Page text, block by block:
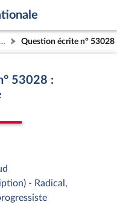
Question écrite n° 53028
53028 :
- Radical,